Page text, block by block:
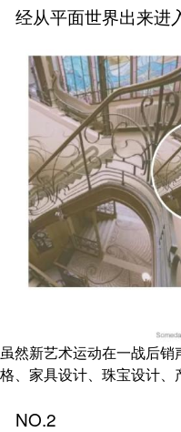
经从平面世界出来进
虽然新艺术运动在一战后
格、家具设计、珠宝设计、
NO.2